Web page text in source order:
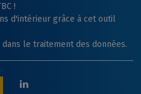
!
d'intérieur grâce à cet outil
le traitement des données.